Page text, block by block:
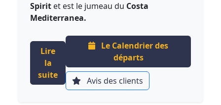
Spirit et est le jumeau du Costa
Mediterranea.
Lire
la
suite
Le Calendrier des
départs
Avis des clients